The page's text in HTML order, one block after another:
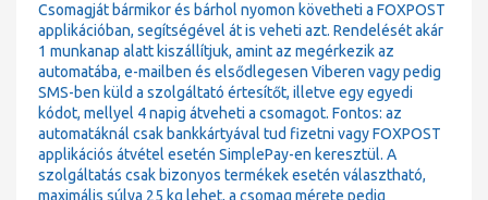
Csomagját bármikor és bárhol nyomon követheti a FOXPOST
applikációban, segítségével át is veheti azt. Rendelését akár
1 munkanap alatt kiszállítjuk, amint az megérkezik az
automatába, e-mailben és elsődlegesen Viberen vagy pedig
SMS-ben küld a szolgáltató értesítőt, illetve egy egyedi
kódot, mellyel 4 napig átveheti a csomagot. Fontos: az
automatáknál csak bankkártyával tud fizetni vagy FOXPOST
applikációs átvétel esetén SimplePay-en keresztül. A
szolgáltatás csak bizonyos termékek esetén választható,
maximális súlya 25 kg lehet, a csomag mérete pedig